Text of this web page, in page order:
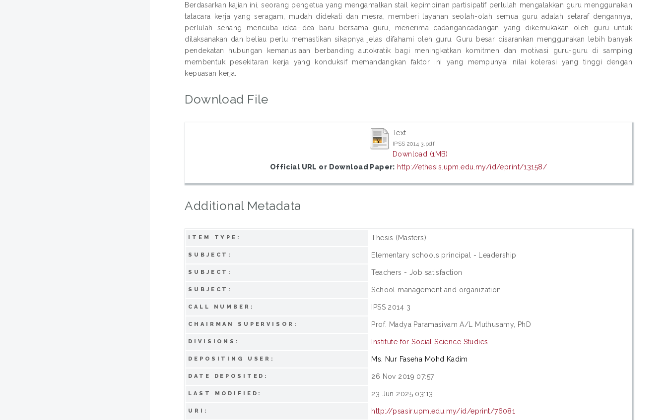
Berdasarkan kajian ini, seorang pengetua yang mengamalkan stail kepimpinan partisipatif perlulah mengalakkan guru menggunakan
tatacara kerja yang seragam, mudah didekati dan mesra, memberi layanan seolah-olah semua guru adalah setaraf dengannya,
perlulah senang mencuba idea-idea baru bersama guru, menerima cadangancadangan yang dikemukakan oleh guru untuk
dilaksanakan dan beliau perlu memastikan sikapnya jelas difahami oleh guru. Guru besar disarankan menggunakan lebih banyak
pendekatan hubungan kemanusiaan berbanding autokratik bagi meningkatkan komitmen dan motivasi guru-guru di samping
membentuk pesekitaran kerja yang konduksif memandangkan faktor ini yang mempunyai nilai kolerasi yang tinggi dengan
kepuasan kerja.
Download File
Text
IPSS 2014 3.pdf
Download (1MB)
Official URL or Download Paper: http://ethesis.upm.edu.my/id/eprint/13158/
Additional Metadata
ITEM TYPE: Thesis (Masters)
SUBJECT: Elementary schools principal - Leadership
SUBJECT: Teachers - Job satisfaction
SUBJECT: School management and organization
CALL NUMBER: IPSS 2014 3
CHAIRMAN SUPERVISOR: Prof. Madya Paramasivam A/L Muthusamy, PhD
DIVISIONS: Institute for Social Science Studies
DEPOSITING USER: Ms. Nur Faseha Mohd Kadim
DATE DEPOSITED: 26 Nov 2019 07:57
LAST MODIFIED: 23 Jun 2025 03:13
URI: http://psasir.upm.edu.my/id/eprint/76081